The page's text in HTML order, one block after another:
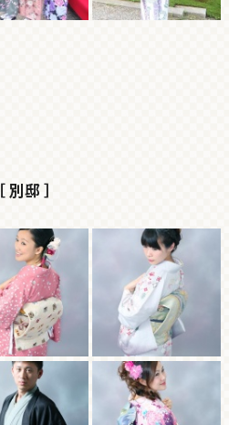
［ 別邸 ］